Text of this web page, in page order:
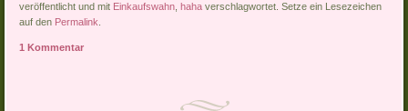
veröffentlicht und mit Einkaufswahn haha verschlagwortet. Setze ein Lesezeichen
auf den Permalink
1 Kommentar